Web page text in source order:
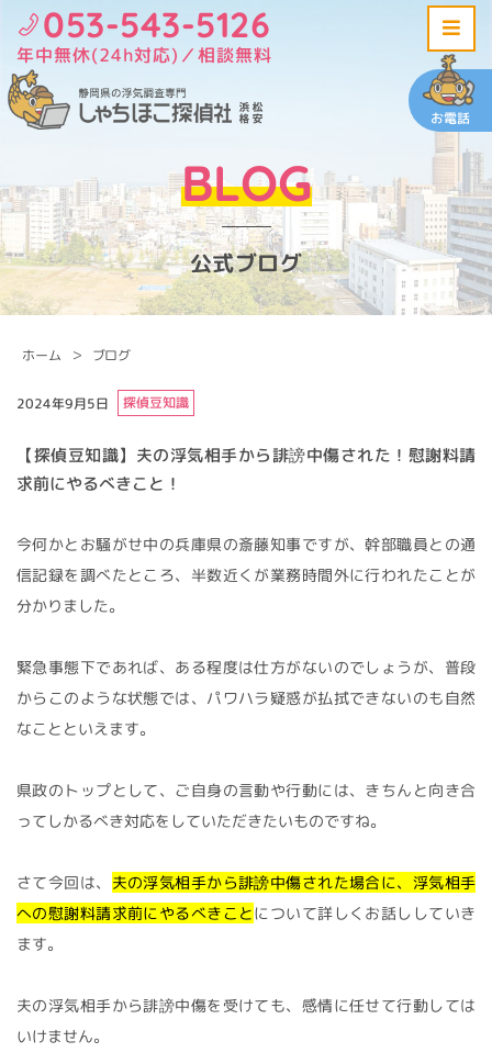
お電話
053-543-5126
年中無休(24h対応)／相談無料
BLOG
公式ブログ
ホーム ブログ
2024年9月5日 探偵豆知識
【探偵豆知識】夫の浮気相手から誹謗中傷された！慰謝料請
求前にやるべきこと！
今何かとお騒がせ中の兵庫県の斎藤知事ですが、幹部職員との通
信記録を調べたところ、半数近くが業務時間外に行われたことが
分かりました。
緊急事態下であれば、ある程度は仕方がないのでしょうが、普段
からこのような状態では、パワハラ疑惑が払拭できないのも自然
なことといえます。
県政のトップとして、ご自身の言動や行動には、きちんと向き合
ってしかるべき対応をしていただきたいものですね。
さて今回は、 夫の浮気相手から誹謗中傷された場合に、浮気相手
への慰謝料請求前にやるべきことについて詳しくお話ししていき
ます。
夫の浮気相手から誹謗中傷を受けても、感情に任せて行動しては
いけません。